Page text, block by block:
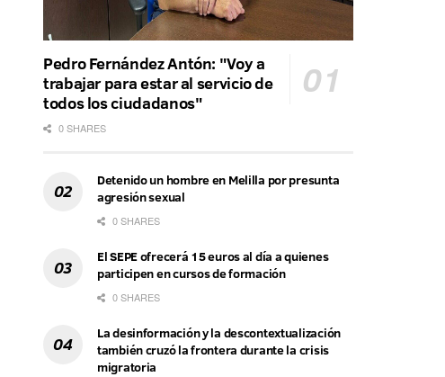
Pedro Fernández Antón: "Voy a
trabajar para estar al servicio de
todos los ciudadanos"
0 SHARES
Detenido un hombre en Melilla por presunta
agresión sexual
0 SHARES
El SEPE ofrecerá 15 euros al día a quienes
participen en cursos de formación
0 SHARES
La desinformación y la descontextualización
también cruzó la frontera durante la crisis
migratoria